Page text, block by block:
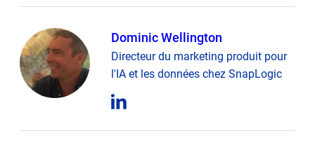
Dominic Wellington
Directeur du marketing produit pour
l'IA et les données chez SnapLogic
opens